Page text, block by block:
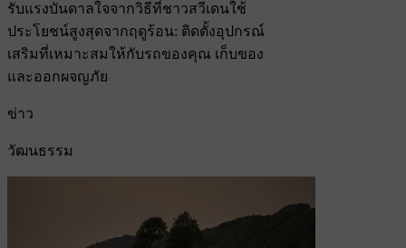
รับแรงบันดาลใจจากวิธีที่ชาวสวีเดนใช้
ประโยชน์สูงสุดจากฤดูร้อน: ติดตั้งอุปกรณ์
เสริมที่เหมาะสมให้กับรถของคุณ เก็บของ
และออกผจญภัย
ข่าว
วัฒนธรรม